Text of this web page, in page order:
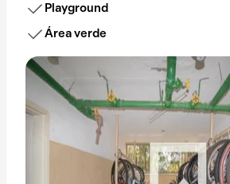
Playground
Área verde